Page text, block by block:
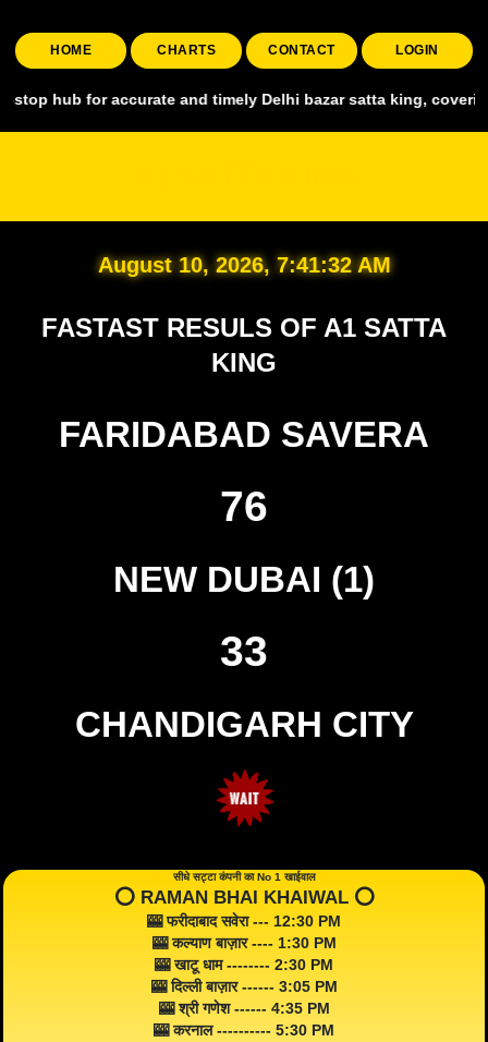
HOME CHARTS CONTACT LOGIN
accurate and timely Delhi bazar satta king, covering all
August 10, 2026, 7:41:33 AM
FASTAST RESULS OF A1 SATTA
KING
FARIDABAD SAVERA
76
NEW DUBAI (1)
33
CHANDIGARH CITY
सीधे सट्टा कंपनी का No 1 खाईवाल
⭕️ RAMAN BHAI KHAIWAL ⭕️
🎰 फरीदाबाद सवेरा --- 12:30 PM
🎰 कल्याण बाज़ार ---- 1:30 PM
🎰 खाटू धाम -------- 2:30 PM
🎰 दिल्ली बाज़ार ------ 3:05 PM
🎰 श्री गणेश ------ 4:35 PM
🎰 करनाल ---------- 5:30 PM